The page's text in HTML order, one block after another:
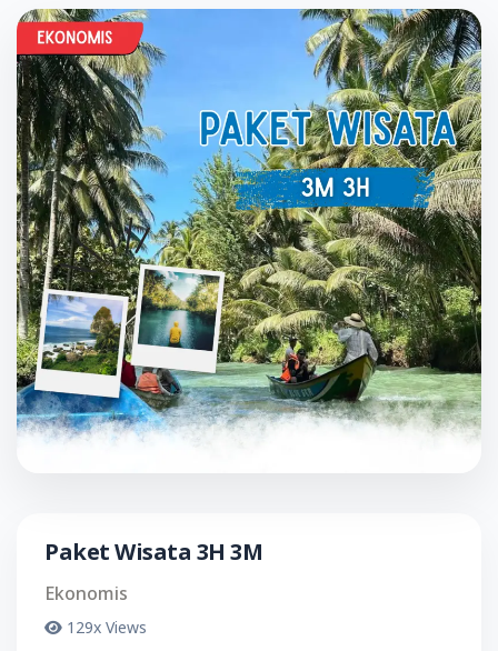
Paket Wisata 3H 3M
Ekonomis
129x Views